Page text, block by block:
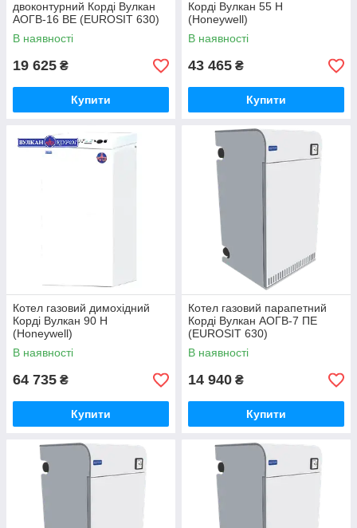
двоконтурний Корді Вулкан
АОГВ-16 ВЕ (EUROSIT 630)
В наявності
19 625 ₴
Купити
Корді Вулкан 55 Н
(Нoneywell)
В наявності
43 465 ₴
Купити
Котел газовий димохідний
Корді Вулкан 90 Н
(Нoneywell)
В наявності
64 735 ₴
Купити
Котел газовий парапетний
Корді Вулкан АОГВ-7 ПЕ
(EUROSIT 630)
В наявності
14 940 ₴
Купити